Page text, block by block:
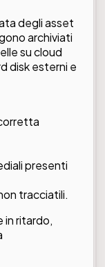
degli asset
archiviati
su cloud
disk esterni e
presenti
tracciatili.
in ritardo,